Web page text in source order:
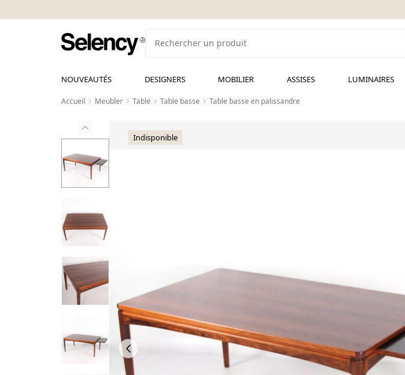
NOUVEAUTÉS DESIGNERS MOBILIER ASSISES LUMINAIRES
Accueil Meubler Table Table basse Table basse en palissandre
Indisponible